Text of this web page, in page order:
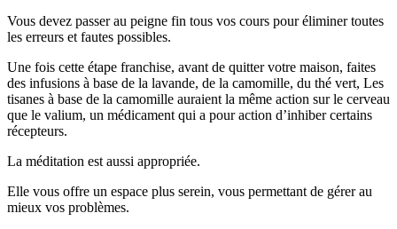
Vous devez passer au peigne fin tous vos cours pour éliminer toutes
les erreurs et fautes possibles.
Une fois cette étape franchise, avant de quitter votre maison, faites
des infusions à base de la lavande, de la camomille, du thé vert, Les
tisanes à base de la camomille auraient la même action sur le cerveau
que le valium, un médicament qui a pour action d’inhiber certains
récepteurs.
La méditation est aussi appropriée.
Elle vous offre un espace plus serein, vous permettant de gérer au
mieux vos problèmes.